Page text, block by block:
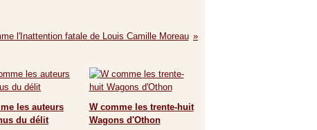
l'Inattention fatale de Louis Camille Moreau
les auteurs
du délit
W comme les trente-huit
Wagons d'Othon